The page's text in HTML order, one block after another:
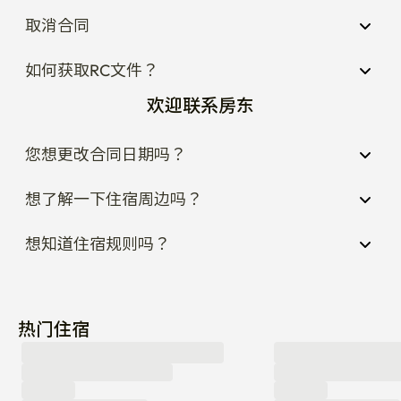
如何获取RC文件？
欢迎联系房东
您想更改合同日期吗？
想了解一下住宿周边吗？
想知道住宿规则吗？